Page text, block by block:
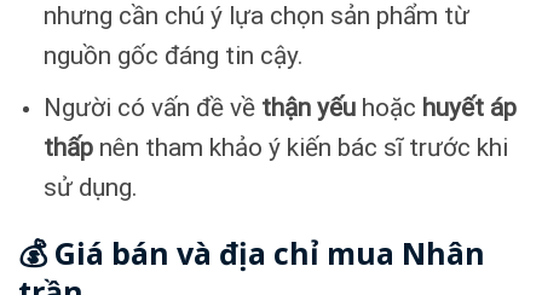
nhưng cần chú ý lựa chọn sản phẩm từ
nguồn gốc đáng tin cậy.
Người có vấn đề về thận yếuhoặc huyết áp
thấpnên tham khảo ý kiến bác sĩ trước khi
sử dụng.
💰 Giá bán và địa chỉ mua Nhân